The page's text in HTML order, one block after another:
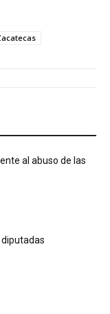
al abuso de las
diputadas